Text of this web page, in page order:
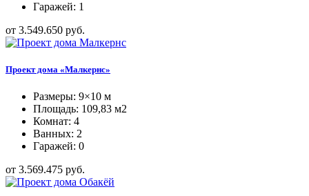
Гаражей: 1
от 3.549.650 руб.
Проект дома «Малкернс»
Размеры: 9×10 м
Площадь: 109,83 м2
Комнат: 4
Ванных: 2
Гаражей: 0
от 3.569.475 руб.